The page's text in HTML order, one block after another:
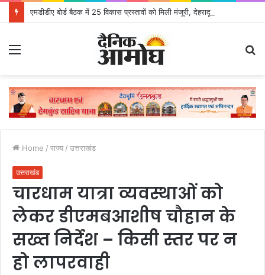
Home / राज्य / उत्तराखंड
उत्तराखंड
चारधाम यात्रा व्यवस्थाओं को
लेकर डीएमबआशीष चौहान के
सख्त निर्देश – किसी स्तर पर न
हो लापरवाही